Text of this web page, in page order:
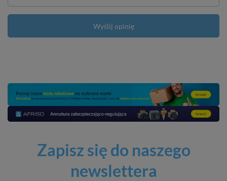
Wyślij opinię
Zapisz się do naszego
newslettera